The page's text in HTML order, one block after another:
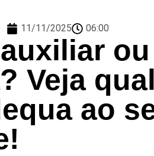
11/11/2025 06:00
ou
Veja
ao